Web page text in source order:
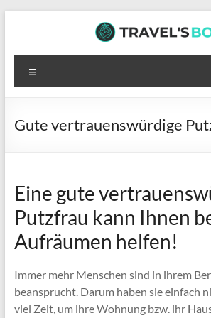
TRAVEL’S
BOX
wartet
auf
dich
Gute vertrauenswürdige
Eine gute
Putzfrau kann Ihnen
Aufräumen helfen!
Immer mehr Menschen sind in ihrem
beansprucht. Darum haben sie einfach
viel Zeit, um ihre Wohnung bzw. ihr